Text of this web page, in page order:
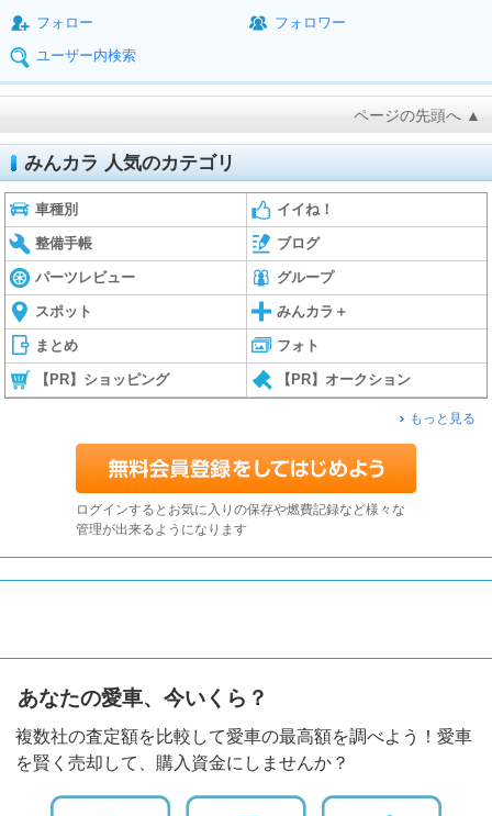
フォロー
フォロワー
ユーザー内検索
ページの先頭へ ▲
みんカラ 人気のカテゴリ
車種別 イイね！
整備手帳 ブログ
パーツレビュー グループ
スポット みんカラ＋
まとめ フォト
【PR】ショッピング 【PR】オークション
もっと見る
ログインするとお気に入りの保存や燃費記録など様々な
管理が出来るようになります
あなたの愛車、今いくら？
複数社の査定額を比較して愛車の最高額を調べよう！愛車
を賢く売却して、購入資金にしませんか？